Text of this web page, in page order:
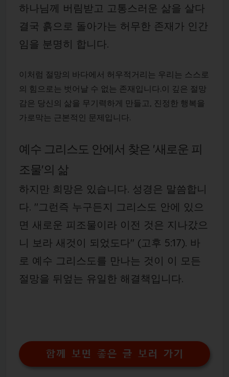
하나님께 버림받고 고통스러운 삶을 살다
결국 흙으로 돌아가는 허무한 존재가 인간
임을 분명히 합니다.
이처럼 절망의 바다에서 허우적거리는 우리는 스스로
의 힘으로는 벗어날 수 없는 존재입니다.이 깊은 절망
감은 당신의 삶을 무기력하게 만들고, 진정한 행복을
가로막는 근본적인 문제입니다.
예수 그리스도 안에서 찾은 '새로운 피
조물'의 삶
하지만 희망은 있습니다. 성경은 말씀합니
다. "그런즉 누구든지 그리스도 안에 있으
면 새로운 피조물이라 이전 것은 지나갔으
니 보라 새것이 되었도다" (고후 5:17). 바
로 예수 그리스도를 만나는 것이 이 모든
절망을 뒤엎는 유일한 해결책입니다.
함께 보면 좋은 글 보러 가기